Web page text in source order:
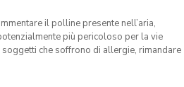
il polline presente nell’aria,
più pericoloso per la vie
che soffrono di allergie, rimandare